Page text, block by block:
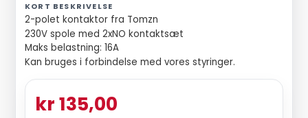
KORT BESKRIVELSE
2-polet kontaktor fra Tomzn
230V spole med 2xNO kontaktsæt
Maks belastning: 16A
Kan bruges i forbindelse med vores styringer.
kr 135,00